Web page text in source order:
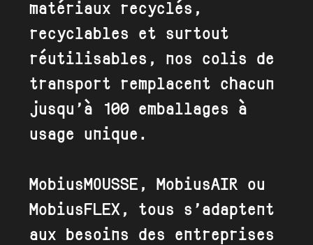
matériaux recyclés,
recyclables et surtout
réutilisables, nos colis de
transport remplacent chacun
jusqu’à 100 emballages à
usage unique.
MobiusMOUSSE, MobiusAIR ou
MobiusFLEX, tous s’adaptent
aux besoins des entreprises